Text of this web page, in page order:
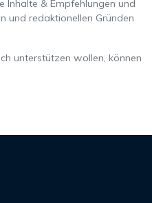
Inhalte & Empfehlungen und
und redaktionellen Gründen
unterstützen wollen, können